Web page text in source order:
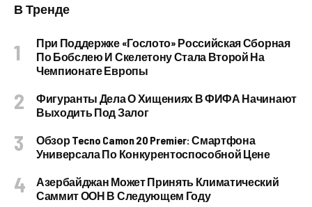
В Тренде
При Поддержке «Гослото» Российская Сборная
По Бобслею И Скелетону Стала Второй На
Чемпионате Европы
Фигуранты Дела О Хищениях В ФИФА Начинают
Выходить Под Залог
Обзор Tecno Camon 20 Premier: Смартфона
Универсала По Конкурентоспособной Цене
Азербайджан Может Принять Климатический
Саммит ООН В Следующем Году